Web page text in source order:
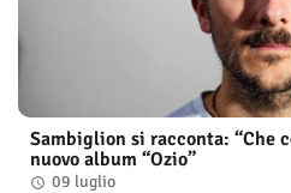
Sambiglion si racconta: “Che
nuovo album “Ozio”
09 luglio